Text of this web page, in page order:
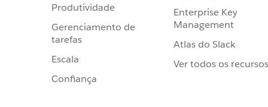
Produtividade
Gerenciamento de
tarefas
Escala
Confiança
Enterprise Key
Management
Atlas do Slack
Ver todos os recursos